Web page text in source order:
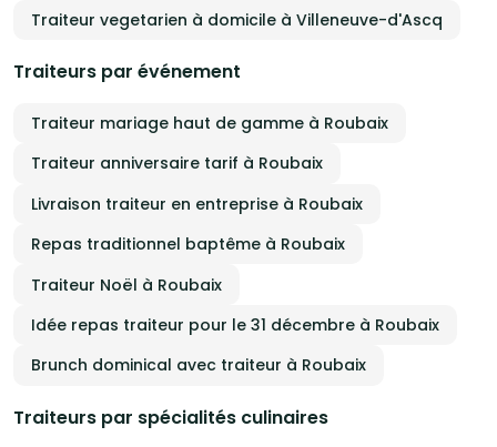
Traiteur vegetarien à domicile à Villeneuve-d'Ascq
Traiteurs par événement
Traiteur mariage haut de gamme à Roubaix
Traiteur anniversaire tarif à Roubaix
Livraison traiteur en entreprise à Roubaix
Repas traditionnel baptême à Roubaix
Traiteur Noël à Roubaix
Idée repas traiteur pour le 31 décembre à Roubaix
Brunch dominical avec traiteur à Roubaix
Traiteurs par spécialités culinaires